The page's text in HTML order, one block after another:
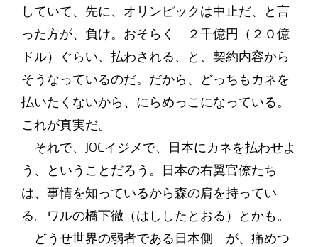
していて、先に、オリンピックは中止だ、と言
った方が、負け。おそらく ２千億円（２０億
ドル）ぐらい、払わされる、と、契約内容から
そうなっているのだ。だから、どっちもカネを
払いたくないから、にらめっこになっている。
これが真実だ。
それで、JOCイジメで、日本にカネを払わせよ
う、ということだろう。日本の右翼官僚たち
は、事情を知っているから森の肩を持ってい
る。ワルの橋下徹（はししたとおる）とかも。
どうせ世界の弱者である日本側 が、痛めつ